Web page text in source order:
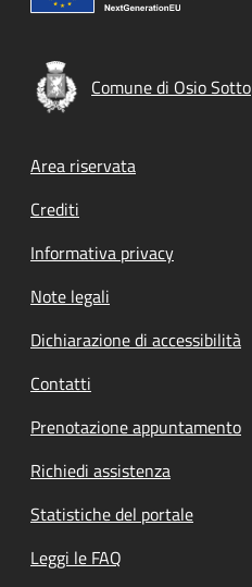
Comune di Osio Sotto
Footer menu
Area riservata
Crediti
Informativa privacy
Note legali
Dichiarazione di accessibilità
Contatti
Prenotazione appuntamento
Richiedi assistenza
Statistiche del portale
Leggi le FAQ